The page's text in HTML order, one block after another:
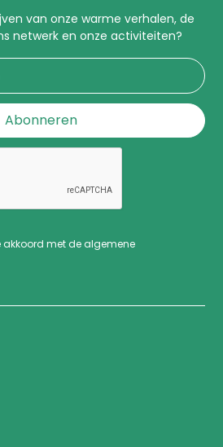
van onze warme verhalen, de
netwerk en onze activiteiten?
akkoord met de algemene